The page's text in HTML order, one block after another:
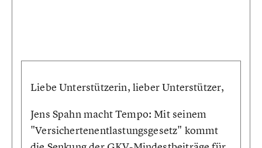
Liebe Unterstützerin, lieber Unterstützer,
Jens Spahn macht Tempo: Mit seinem
"Versichertenentlastungsgesetz" kommt